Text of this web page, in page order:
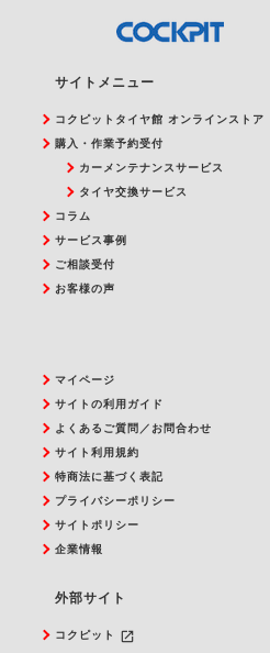
サイトメニュー
コクピットタイヤ館 オンラインストア
購入・作業予約受付
カーメンテナンスサービス
タイヤ交換サービス
コラム
サービス事例
ご相談受付
お客様の声
マイページ
サイトの利用ガイド
よくあるご質問／お問合わせ
サイト利用規約
特商法に基づく表記
プライバシーポリシー
サイトポリシー
企業情報
外部サイト
コクピット
launch